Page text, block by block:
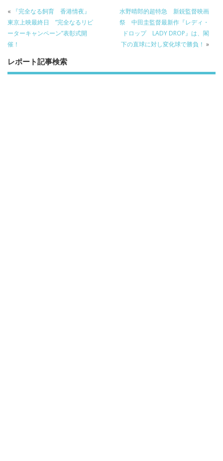
b
o
o
k
er a
o
«
『完全なる飼育 香港情夜』
東京上映最終日 ”完全なるリピ
ーターキャンペーン”表彰式開
催！
水野晴郎的超特急 新鋭監督映画
祭 中田圭監督最新作『レディ・
ドロップ LADY DROP』は、閣
下の直球に対し変化球で勝負！ »
レポート記事検索